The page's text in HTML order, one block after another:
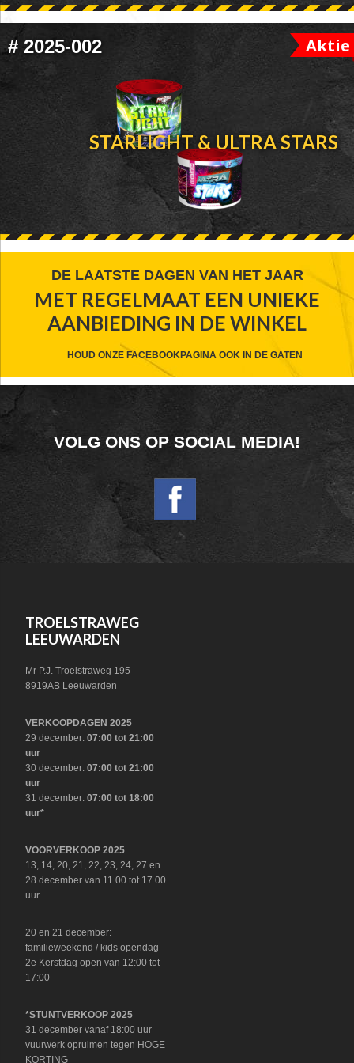
# 2025-002 Aktie
STARLIGHT & ULTRA STARS
FOOTER
WIDGET
HEADER
DE LAATSTE DAGEN VAN HET JAAR
MET REGELMAAT EEN UNIEKE
AANBIEDING IN DE WINKEL
HOUD ONZE FACEBOOKPAGINA OOK IN DE GATEN
FOOTER
WIDGET
HEADER
SOCIAL
VOLG ONS OP SOCIAL MEDIA!
TROELSTRAWEG
LEEUWARDEN
Mr P.J. Troelstraweg 195
8919AB Leeuwarden
VERKOOPDAGEN 2025
29 december:07:00 tot 21:00
uur
30 december:07:00 tot 21:00
uur
31 december:07:00 tot 18:00
uur*
VOORVERKOOP 2025
13, 14, 20, 21, 22, 23, 24, 27 en
28 december van 11.00 tot 17.00
uur
20 en 21 december:
familieweekend / kids opendag
2e Kerstdag open van 12:00 tot
17:00
*STUNTVERKOOP 2025
31 december vanaf 18:00 uur
vuurwerk opruimen tegen HOGE
KORTING